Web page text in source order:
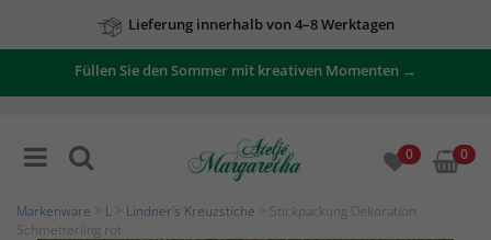
Lieferung innerhalb von 4–8 Werktagen
Füllen Sie den Sommer mit kreativen Momenten →
0 0
Markenware L Lindner's Kreuzstiche > Stickpackung Dekoration
Schmetterling rot